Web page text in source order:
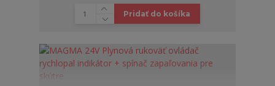
Pridať do košíka